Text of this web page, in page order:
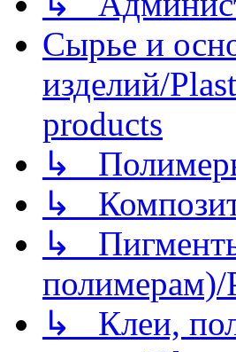
Сырье и
изделий/
products
↳
↳
↳
полимерам)/
↳ Клеи,